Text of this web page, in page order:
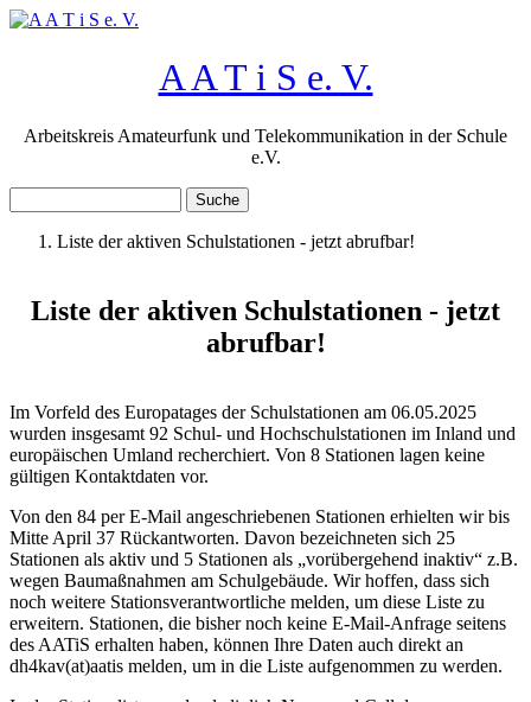
Direkt zum Inhalt
A A T i S e. V.
Arbeitskreis Amateurfunk und Telekommunikation in der Schule
e.V.
Liste der aktiven Schulstationen - jetzt abrufbar!
Liste der aktiven Schulstationen - jetzt
abrufbar!
Im Vorfeld des Europatages der Schulstationen am 06.05.2025
wurden insgesamt 92 Schul- und Hochschulstationen im Inland und
europäischen Umland recherchiert. Von 8 Stationen lagen keine
gültigen Kontaktdaten vor.
Von den 84 per E-Mail angeschriebenen Stationen erhielten wir bis
Mitte April 37 Rückantworten. Davon bezeichneten sich 25
Stationen als aktiv und 5 Stationen als „vorübergehend inaktiv“ z.B.
wegen Baumaßnahmen am Schulgebäude. Wir hoffen, dass sich
noch weitere Stationsverantwortliche melden, um diese Liste zu
erweitern. Stationen, die bisher noch keine E-Mail-Anfrage seitens
des AATiS erhalten haben, können Ihre Daten auch direkt an
dh4kav(at)aatis melden, um in die Liste aufgenommen zu werden.